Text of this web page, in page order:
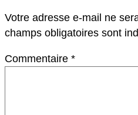
Votre adresse e-mail ne
champs obligatoires sont
Commentaire *